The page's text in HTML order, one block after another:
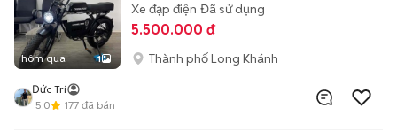
hôm qua 1
Xe đạp điện Đã sử dụng
5.500.000 đ
Thành phố Long Khánh
Đức Trí
5.0
177 đã bán